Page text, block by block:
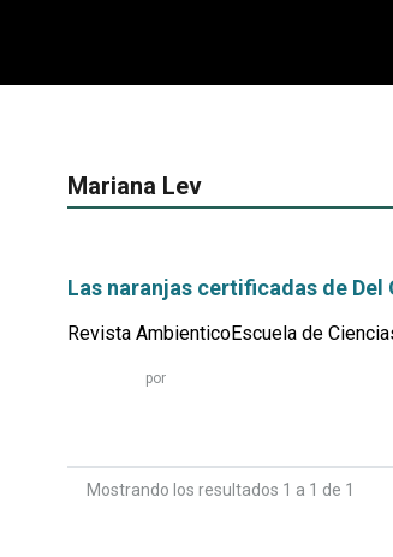
Mariana Lev
Las naranjas certificadas de Del
Revista AmbienticoEscuela de
por
Mostrando los resultados 1 a 1 de 1